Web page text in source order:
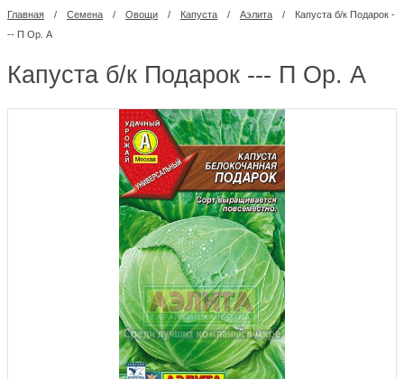
Главная / Семена / Овощи / Капуста / Аэлита /
Капуста б/к Подарок -
-- П Ор. А
Капуста б/к Подарок --- П Ор. А